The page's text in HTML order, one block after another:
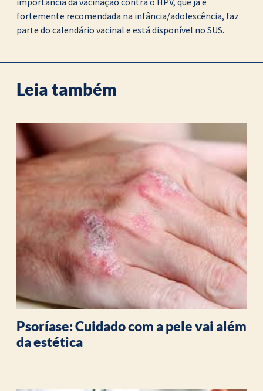
fortemente recomendada na infância/adolescência, faz
parte do calendário vacinal e está disponível no SUS.
Leia também
Psoríase: Cuidado com a pele vai além
da estética